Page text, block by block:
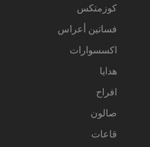
كوزمتكس
فساتين أعراس
اكسسوارات
هدايا
افراح
صالون
قاعات